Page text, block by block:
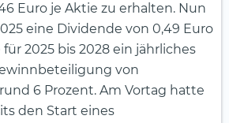
Euro je Aktie zu erhalten. Nun
eine Dividende von 0,49 Euro
2025 bis 2028 ein jährliches
von
6 Prozent. Am Vortag hatte
den Start eines